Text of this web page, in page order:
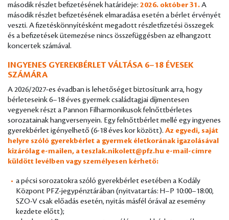
második részlet befizetésének határideje: 2026. október 31.A
második részlet befizetésének elmaradása esetén a bérlet érvényét
veszti. A fizetéskönnyítésként megadott részletfizetési összegek
és a befizetések ütemezése nincs összefüggésben az elhangzott
koncertek számával.
INGYENES GYEREKBÉRLET VÁLTÁSA 6–18 ÉVESEK
SZÁMÁRA
A 2026/2027-es évadban is lehetőséget biztosítunk arra, hogy
bérleteseink 6–18 éves gyermek családtagjai díjmentesen
vegyenek részt a Pannon Filharmonikusok felnőttbérletes
sorozatainak hangversenyein. Egy felnőttbérlet mellé egy ingyenes
gyerekbérlet igényelhető (6-18 éves kor között). Az egyedi, saját
helyre szóló gyerekbérlet a gyermek életkorának igazolásával
kizárólag e-mailen, ateszlak.nikolett@pfz.hu e-mail-címre
küldött levélben vagy személyesen kérhető:
a pécsi sorozatokra szóló gyerekbérlet esetében a Kodály
Központ PFZ-jegypénztárában (nyitvatartás: H–P 10:00–18:00,
SZO-V csak előadás esetén, nyitás másfél órával az esemény
kezdete előtt);